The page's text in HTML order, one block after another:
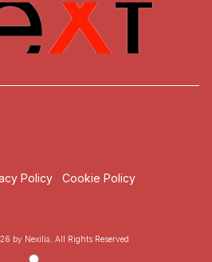
Policy
Cookie Policy
by Nexilia. All Rights Reserved